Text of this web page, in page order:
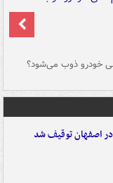
خودرو ذوب می‌شود؟